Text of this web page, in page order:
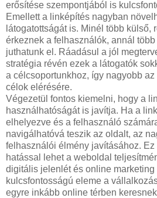
erősítése szempontjából is
Emellett a linképítés nagyban
látogatottságát is. Minél több külső,
érkeznek a felhasználók, annál
juthatunk el. Ráadásul a jól
stratégia révén ezek a látogatók
a célcsoportunkhoz, így nagyobb
célok elérésére.
Végezetül fontos kiemelni, hogy a
használhatóságát is javítja. Ha a
elhelyezve és a felhasználó
navigálhatóvá teszik az oldalt, az
felhasználói élmény javításához.
hatással lehet a weboldal
digitális jelenlét és online marketing
kulcsfontosságú eleme a
egyre inkább online térben